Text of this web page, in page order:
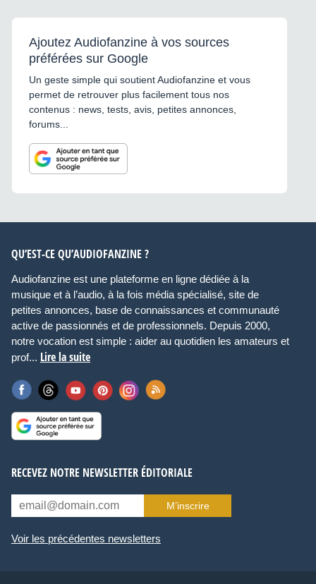
Ajoutez Audiofanzine à vos sources
préférées sur Google
Un geste simple qui soutient Audiofanzine et vous
permet de retrouver plus facilement tous nos
contenus : news, tests, avis, petites annonces,
forums...
QU’EST-CE QU’AUDIOFANZINE ?
Audiofanzine est une plateforme en ligne dédiée à la
musique et à l’audio, à la fois média spécialisé, site de
petites annonces, base de connaissances et communauté
active de passionnés et de professionnels. Depuis 2000,
notre vocation est simple : aider au quotidien les amateurs et
prof... Lire la suite
RECEVEZ NOTRE NEWSLETTER ÉDITORIALE
M’inscrire
Voir les précédentes newsletters